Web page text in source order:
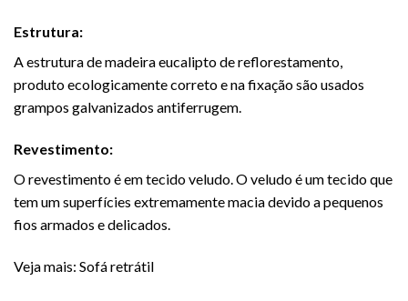
Estrutura:
A estrutura de madeira eucalipto de reflorestamento,
produto ecologicamente correto e na fixação são usados
grampos galvanizados antiferrugem.
Revestimento:
O revestimento é em tecido veludo. O veludo é um tecido que
tem um superfícies extremamente macia devido a pequenos
fios armados e delicados.
Veja mais: Sofá retrátil